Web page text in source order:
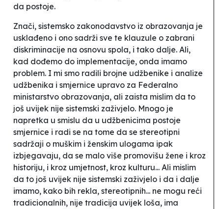
da postoje.
Znači, sistemsko zakonodavstvo iz obrazovanja je
usklađeno i ono sadrži sve te klauzule o zabrani
diskriminacije na osnovu spola, i tako dalje. Ali,
kad dođemo do implementacije, onda imamo
problem. I mi smo radili brojne udžbenike i analize
udžbenika i smjernice upravo za Federalno
ministarstvo obrazovanja, ali zaista mislim da to
još uvijek nije sistemski zaživjelo. Mnogo je
napretka u smislu da u udžbenicima postoje
smjernice i radi se na tome da se stereotipni
sadržaji o muškim i ženskim ulogama ipak
izbjegavaju, da se malo više promovišu žene i kroz
historiju, i kroz umjetnost, kroz kulturu... Ali mislim
da to još uvijek nije sistemski zaživjelo i da i dalje
imamo, kako bih rekla, stereotipnih... ne mogu reći
tradicionalnih, nije tradicija uvijek loša, ima